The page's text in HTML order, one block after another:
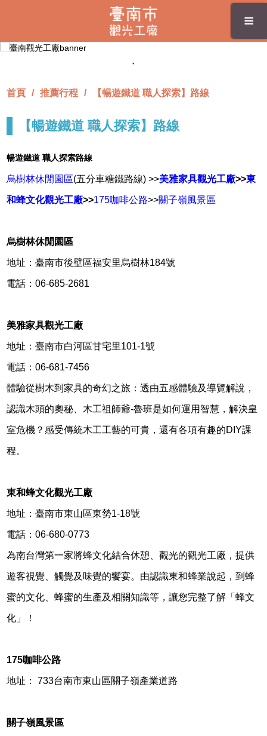
要
塊
≡
首頁 推薦行程 【暢遊鐵道 職人探索】路線
【暢遊鐵道 職人探索】路線
暢遊鐵道 職人探索路線
烏樹林休閒園區(五分車糖鐵路線) >>美雅家具觀光工廠>>東
和蜂文化觀光工廠>>175咖啡公路>>關子嶺風景區
烏樹林休閒園區
地址：臺南市後壁區福安里烏樹林184號
電話：06-685-2681
美雅家具觀光工廠
地址：臺南市白河區甘宅里101-1號
電話：06-681-7456
體驗從樹木到家具的奇幻之旅：透由五感體驗及導覽解說，
認識木頭的奧秘、木工祖師爺-魯班是如何運用智慧，解決皇
室危機？感受傳統木工工藝的可貴，還有各項有趣的DIY課
程。
東和蜂文化觀光工廠
地址：臺南市東山區東勢1-18號
電話：06-680-0773
為南台灣第一家將蜂文化結合休憩、觀光的觀光工廠，提供
遊客視覺、觸覺及味覺的饗宴。由認識東和蜂業說起，到蜂
蜜的文化、蜂蜜的生產及相關知識等，讓您完整了解「蜂文
化」！
175咖啡公路
地址： 733台南市東山區關子嶺產業道路
關子嶺風景區